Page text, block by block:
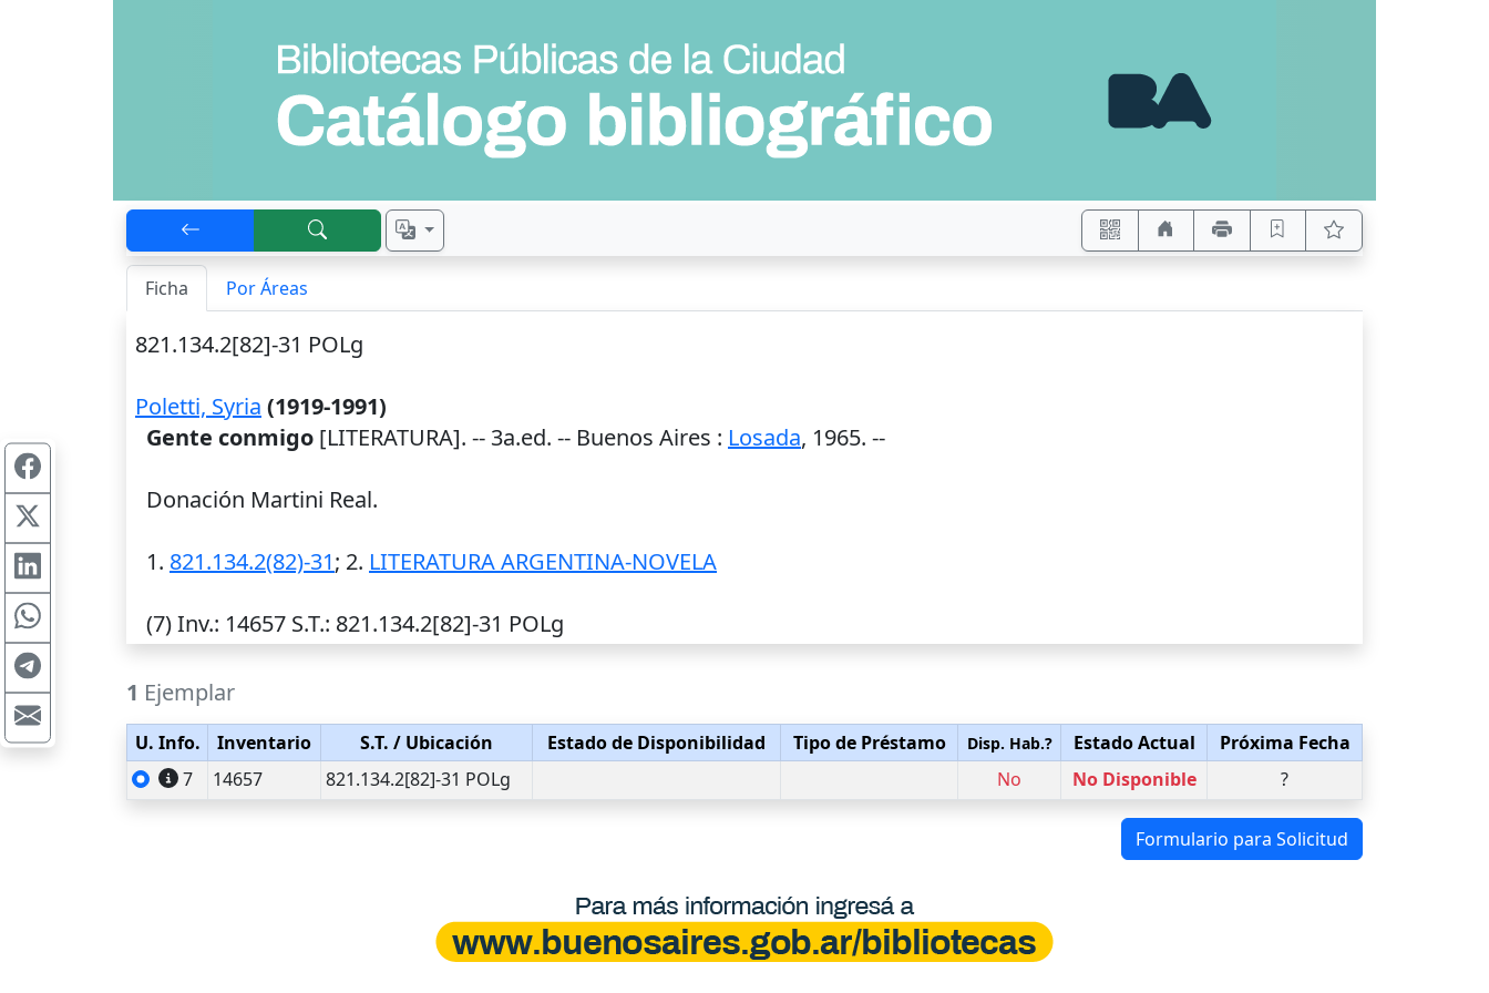
Ficha Por Áreas
821.134.2[82]-31 POLg
Poletti, Syria (1919-1991)
Gente conmigo [LITERATURA]. -- 3a.ed. -- Buenos Aires : Losada, 1965. --
Donación Martini Real.
1. 821.134.2(82)-31; 2. LITERATURA ARGENTINA-NOVELA
(7)Inv.: 14657 S.T.: 821.134.2[82]-31 POLg
1 Ejemplar
U. Info. Inventario S.T. / Ubicación Estado de Disponibilidad Tipo de Préstamo Disp. Hab.? Estado Actual
Próxima Fecha
7
14657 821.134.2[82]-31 POLg No No Disponible ?
Formulario para Solicitud